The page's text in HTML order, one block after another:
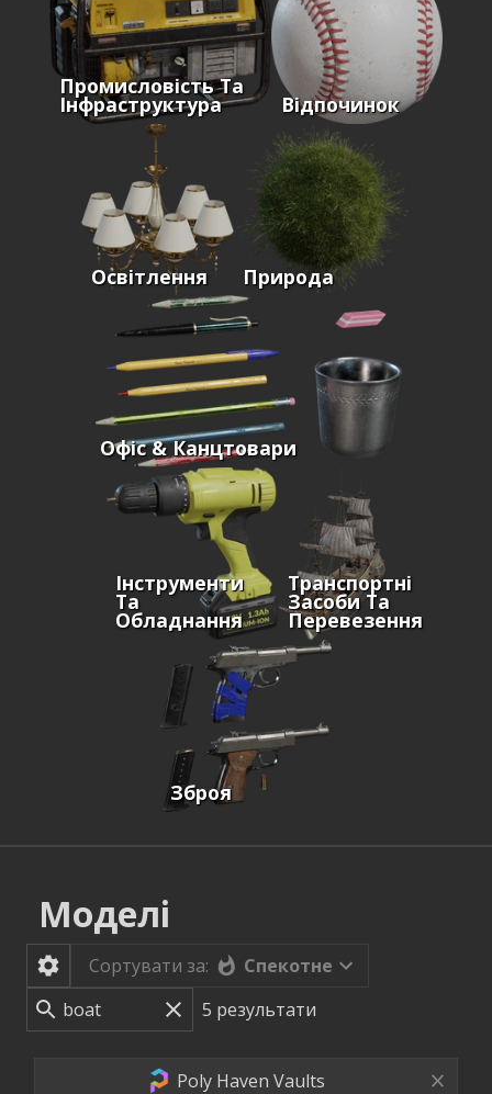
Промисловість Та
Інфраструктура Відпочинок
Освітлення Природа
Офіс & Канцтовари
Інструменти
Та
Обладнання
Транспортні
Засоби Та
Перевезення
Зброя
Моделі
Сортувати за:
Спекотне
5 результати
Poly Haven Vaults